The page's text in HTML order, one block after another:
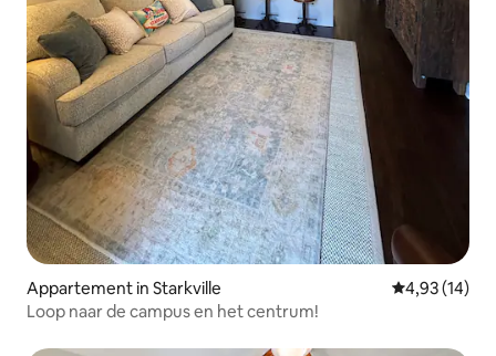
Appartement in Starkville Gemiddelde
4,93 (14)
Loop naar de campus en het centrum!